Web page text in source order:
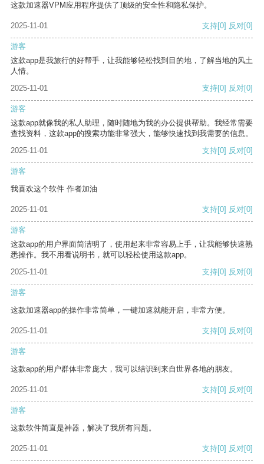
这款加速器VPM应用程序提供了顶级的安全性和隐私保护。
2025-11-01 支持[0] 反对[0]
游客
这款app是我旅行的好帮手，让我能够轻松找到目的地，了解当地的风土
人情。
2025-11-01
支持[0] 反对[0]
游客
这款app就像我的私人助理，随时随地为我的办公提供帮助。我经常需要
查找资料，这款app的搜索功能非常强大，能够快速找到我需要的信息。
2025-11-01
支持[0] 反对[0]
游客
我喜欢这个软件 作者加油
2025-11-01 支持[0] 反对[0]
游客
这款app的用户界面简洁明了，使用起来非常容易上手，让我能够快速熟
悉操作。我不用看说明书，就可以轻松使用这款app。
2025-11-01
支持[0] 反对[0]
游客
这款加速器app的操作非常简单，一键加速就能开启，非常方便。
2025-11-01 支持[0] 反对[0]
游客
这款app的用户群体非常庞大，我可以结识到来自世界各地的朋友。
2025-11-01 支持[0] 反对[0]
游客
这款软件简直是神器，解决了我所有问题。
2025-11-01 支持[0] 反对[0]